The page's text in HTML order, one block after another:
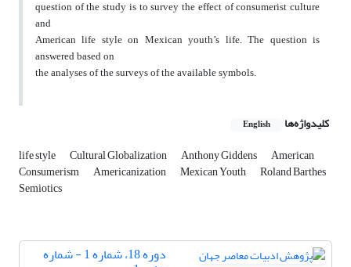
question of the study is to survey the effect of consumerist culture
and
American life style on Mexican youth’s life. The question is
answered based on
the analyses of the surveys of the available symbols.
کلیدواژه‌ها English
life style Cultural Globalization Anthony Giddens American
Consumerism Americanization Mexican Youth Roland Barthes
Semiotics
دوره 18، شماره 1 - شماره